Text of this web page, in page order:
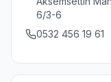
6/3-6
0532 456 19 61